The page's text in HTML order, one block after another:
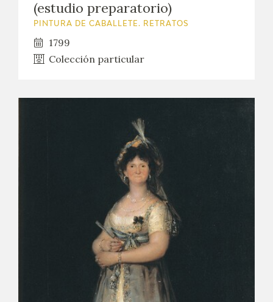
(estudio preparatorio)
PINTURA DE CABALLETE. RETRATOS
1799
Colección particular